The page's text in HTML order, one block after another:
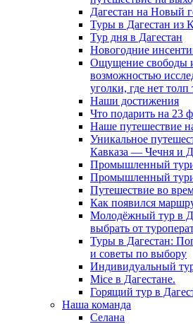
Дагестан на Новый
Туры в Дагестан из
Тур дня в Дагестан
Новогодние
Ощущение свободы
возможностью
уголки, где нет толп
Наши достижения
Что подарить на 23
Наше путешествие
Уникальное
Кавказа — Чечня и
Промышленный
Промышленный
Путешествие во
Как появился
Молодёжный тур в
выбрать от
Туры в Дагестан:
и советы по выбору
Индивидуальный
Mice в Дагестане.
Горящий тур в
Наша команда
Селана